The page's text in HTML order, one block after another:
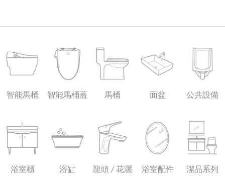
智能馬桶 智能馬桶蓋 馬桶 面盆 公共設備
浴室櫃 浴缸 龍頭 / 花灑 浴室配件 潔品系列